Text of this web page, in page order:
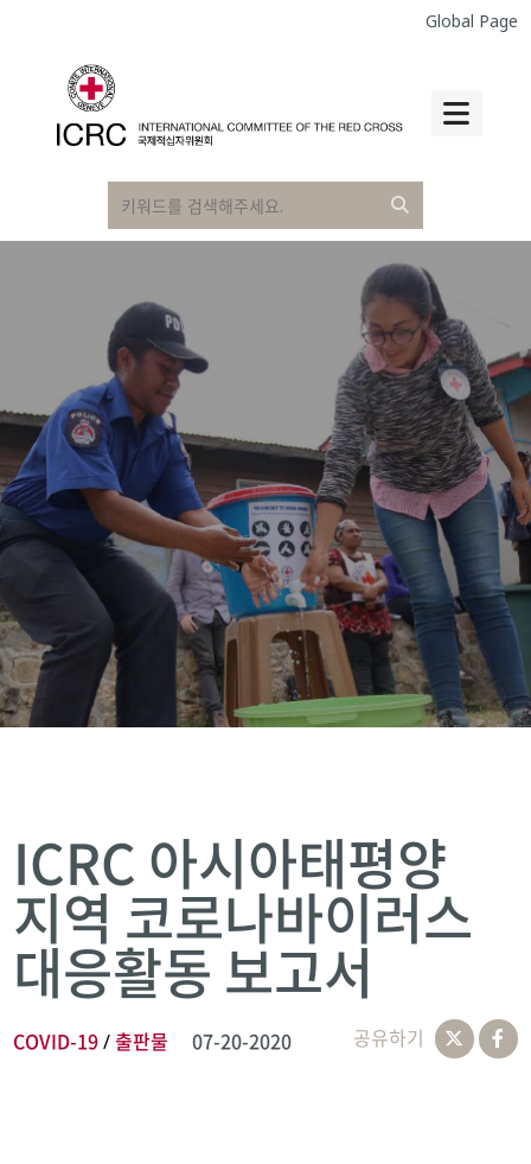
Global Page
ICRC 아시아태평양
지역 코로나바이러스
대응활동 보고서
COVID-19/출판물 07-20-2020 공유하기